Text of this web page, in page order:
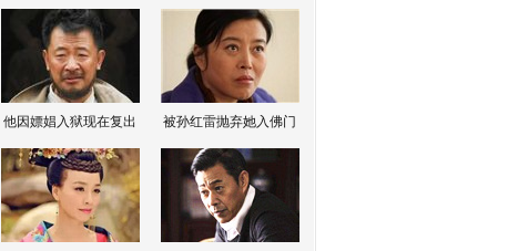
他因嫖娼入狱现在复出 被孙红雷抛弃她入佛门